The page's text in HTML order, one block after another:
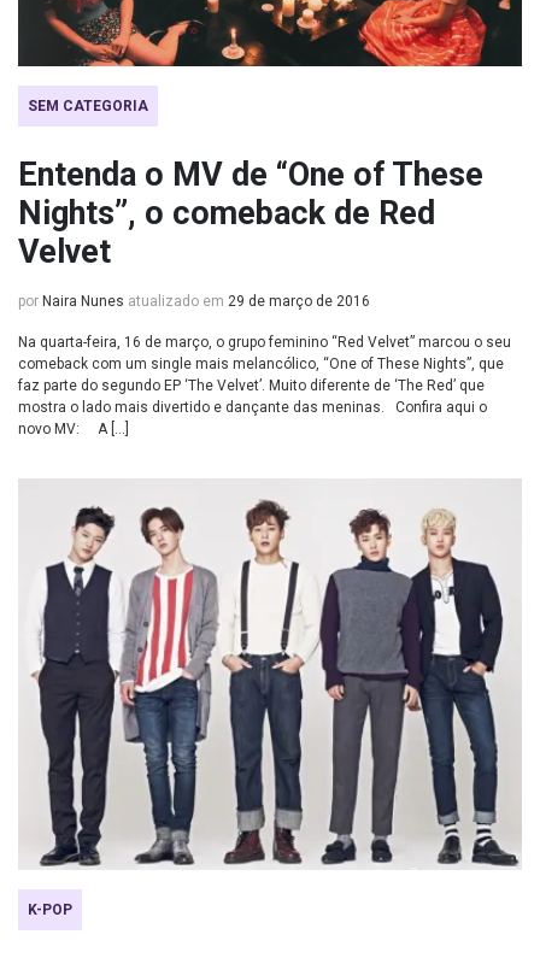
SEM CATEGORIA
Entenda o MV de “One of These
Nights”, o comeback de Red
Velvet
por Naira Nunes atualizado em 29 de março de 2016
Na quarta-feira, 16 de março, o grupo feminino “Red Velvet” marcou o seu
comeback com um single mais melancólico, “One of These Nights”, que
faz parte do segundo EP ‘The Velvet’. Muito diferente de ‘The Red’ que
mostra o lado mais divertido e dançante das meninas. Confira aqui o
novo MV: A […]
K-POP